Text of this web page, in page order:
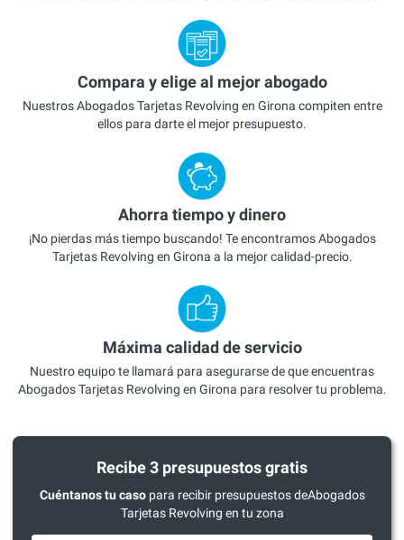
Compara y elige al mejor abogado
Nuestros Abogados Tarjetas Revolving en Girona compiten entre
ellos para darte el mejor presupuesto.
Ahorra tiempo y dinero
¡No pierdas más tiempo buscando! Te encontramos Abogados
Tarjetas Revolving en Girona a la mejor calidad-precio.
Máxima calidad de servicio
Nuestro equipo te llamará para asegurarse de que encuentras
Abogados Tarjetas Revolving en Girona para resolver tu problema.
Recibe 3 presupuestos gratis
Cuéntanos tu casopara recibir presupuestos deAbogados
Tarjetas Revolving en tu zona